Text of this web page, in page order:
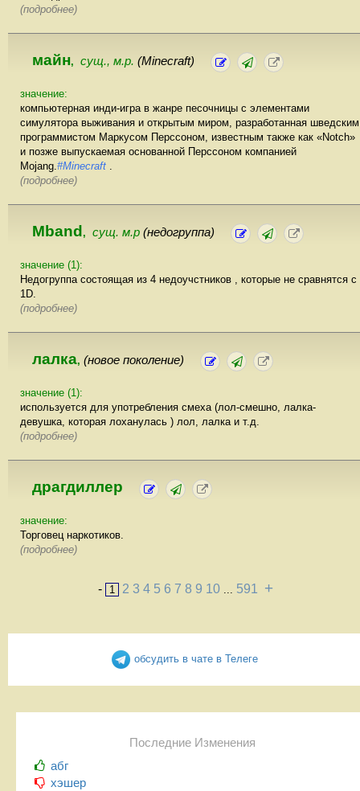
(подробнее)
майн, сущ., м.р. (Minecraft)
значение:
компьютерная инди-игра в жанре песочницы с элементами
симулятора выживания и открытым миром, разработанная шведским
программистом Маркусом Перссоном, известным также как «Notch»
и позже выпускаемая основанной Перссоном компанией
Mojang. #Minecraft
(подробнее)
Mband, сущ. м.р (недогруппа)
значение (1):
Недогруппа состоящая из 4 недоучстников , которые не сравнятся с
1D.
(подробнее)
лалка, (новое поколение)
значение (1):
используется для употребления смеха (лол-смешно, лалка-
девушка, которая лоханулась ) лол, лалка и т.д.
(подробнее)
драгдиллер
значение:
Торговец наркотиков.
(подробнее)
- 1 2 3 4 5 6 7 8 9 10 591 +
обсудить в чате в Телеге
Последние Изменения
абг
хэшер